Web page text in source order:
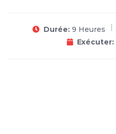
Durée: 9 Heures
Exécuter: